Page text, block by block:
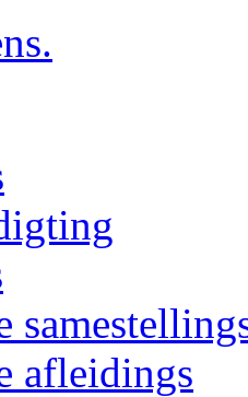
afleidings